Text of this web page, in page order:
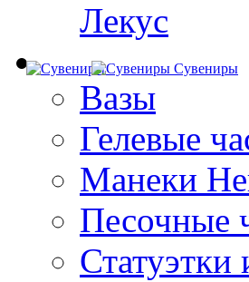
Лекус
Сувениры
Вазы
Гелевые
Манеки
Песочные
Статуэтки